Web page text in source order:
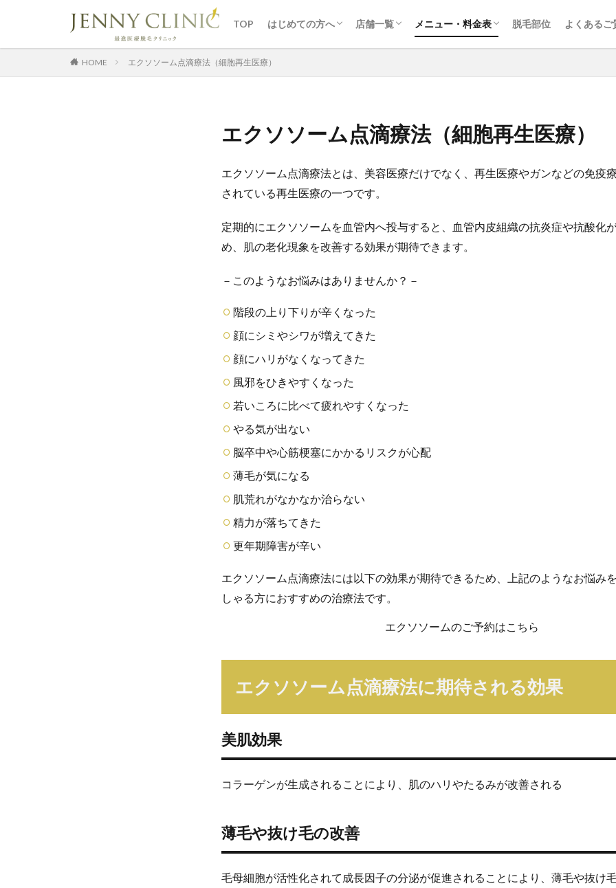
TOP はじめての方へ
ジェニークリニックが選ばれる理由
予約の取りやすさへの取り組み
店舗一覧
新宿東口院
池袋西口院
渋谷院
横浜院
大宮院
メニュー・料金表
医療脱毛（レディース）
医療脱毛（メンズ）
歯髄幹細胞培養上清療法
アートメイク
エクソソーム点滴療法（細胞再生医療）
脱毛部位 よくあるご
HOME エクソソーム点滴療法（細胞再生医療）
エクソソーム点滴療法（細胞再生医療）
エクソソーム点滴療法とは、美容医療だけでなく、再生医療やガンなどの免疫
されている再生医療の一つです。
定期的にエクソソームを血管内へ投与すると、血管内皮組織の抗炎症や抗酸化
め、肌の老化現象を改善する効果が期待できます。
－このようなお悩みはありませんか？－
階段の上り下りが辛くなった
顔にシミやシワが増えてきた
顔にハリがなくなってきた
風邪をひきやすくなった
若いころに比べて疲れやすくなった
やる気が出ない
脳卒中や心筋梗塞にかかるリスクが心配
薄毛が気になる
肌荒れがなかなか治らない
精力が落ちてきた
更年期障害が辛い
エクソソーム点滴療法には以下の効果が期待できるため、上記のようなお悩み
しゃる方におすすめの治療法です。
エクソソームのご予約はこちら
エクソソーム点滴療法に期待される効果
美肌効果
コラーゲンが生成されることにより、肌のハリやたるみが改善される
薄毛や抜け毛の改善
毛母細胞が活性化されて成長因子の分泌が促進されることにより、薄毛や抜け